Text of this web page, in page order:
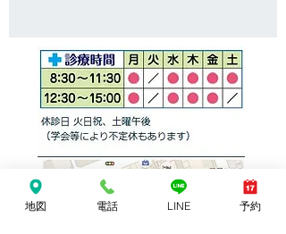
地図 電話 LINE 予約